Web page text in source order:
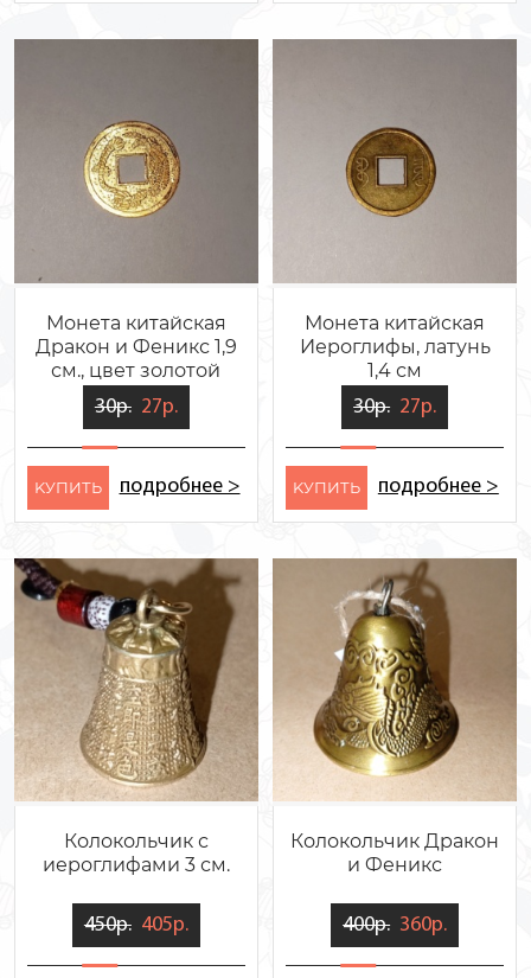
Монета китайская
Дракон и Феникс 1,9
см., цвет золотой
30р. 27р.
KУПИТЬ подробнее >
Монета китайская
Иероглифы, латунь
1,4 см
30р. 27р.
KУПИТЬ подробнее >
Колокольчик с
иероглифами 3 см.
450р. 405р.
Колокольчик Дракон
и Феникс
400р. 360р.